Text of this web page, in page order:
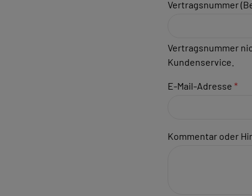
Vertragsnummer
Vertragsnummer
Kundenservice.
E-Mail-Adresse *
Kommentar oder